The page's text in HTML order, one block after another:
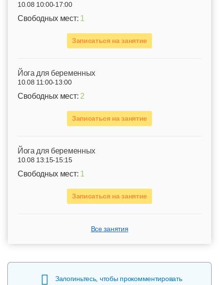
10.08 10:00-17:00
Свободных мест: 1
Записаться на занятие
Йога для беременных
10.08 11:00-13:00
Свободных мест: 2
Записаться на занятие
Йога для беременных
10.08 13:15-15:15
Свободных мест: 1
Записаться на занятие
Все занятия
Залогиньтесь, чтобы прокомментировать